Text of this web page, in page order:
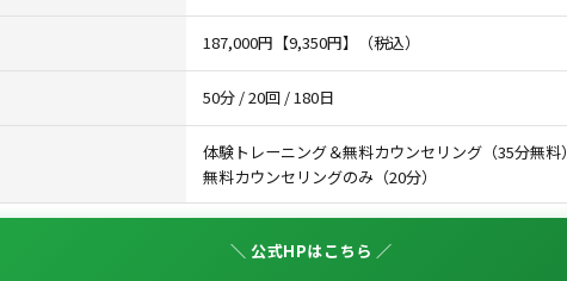
187,000円【9,350円】（税込）
50分 / 20回 / 180日
体験トレーニング＆無料カウンセリング（35分無料）
無料カウンセリングのみ（20分）
＼ 公式HPはこちら ／